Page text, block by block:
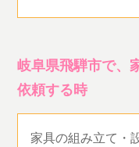
岐阜県飛騨市で、
依頼する時
家具の組み立て・